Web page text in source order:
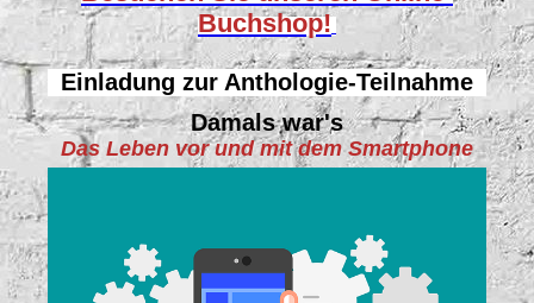
Buchshop!
Einladung zur Anthologie-Teilnahme
Damals war's
Das Leben vor und mit dem Smartphone